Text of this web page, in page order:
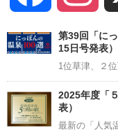
第39回「に
15日号発表）
1位草津、２
2025年度「
表）
最新の「人気